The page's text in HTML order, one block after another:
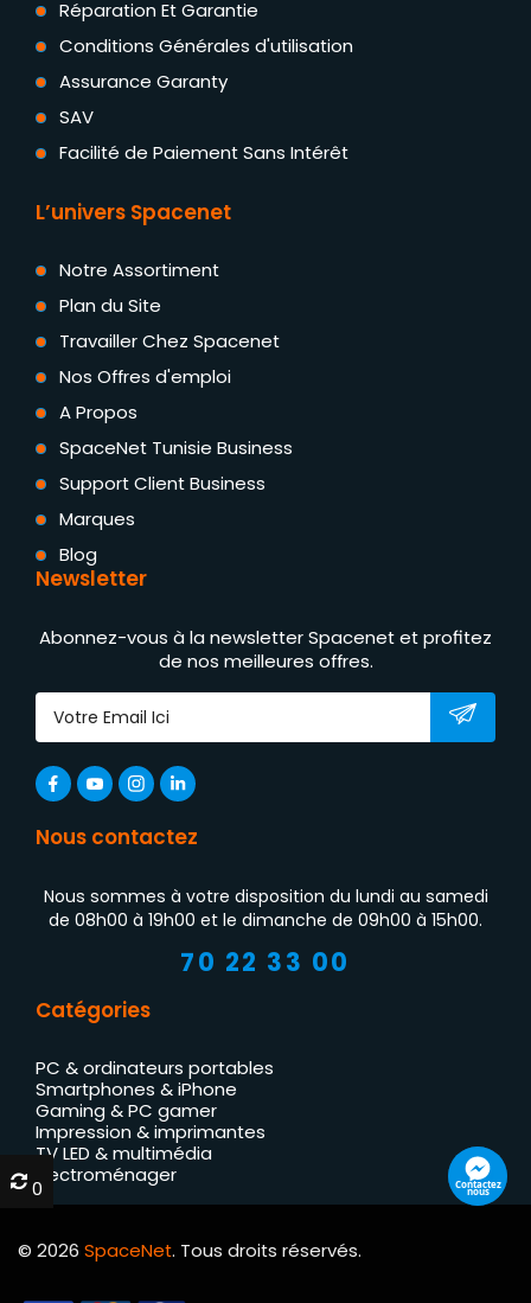
Réparation Et Garantie
Conditions Générales d'utilisation
Assurance Garanty
SAV
Facilité de Paiement Sans Intérêt
L’univers Spacenet
Notre Assortiment
Plan du Site
Travailler Chez Spacenet
Nos Offres d'emploi
A Propos
SpaceNet Tunisie Business
Support Client Business
Marques
Blog
Newsletter
Abonnez-vous à la newsletter Spacenet et profitez
de nos meilleures offres.
Nous contactez
Nous sommes à votre disposition du lundi au samedi
de 08h00 à 19h00 et le dimanche de 09h00 à 15h00.
70 22 33 00
Catégories
PC & ordinateurs portables
Smartphones & iPhone
Gaming & PC gamer
Impression & imprimantes
TV LED & multimédia
Électroménager
© 2026 SpaceNet. Tous droits réservés.
Contactez
nous
0
0